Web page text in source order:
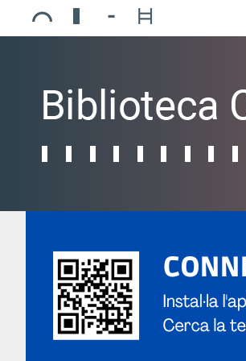
Ajuntament de Mollerussa
Biblioteca Comarcal Jaume Vila
Piscines de Mollerussa